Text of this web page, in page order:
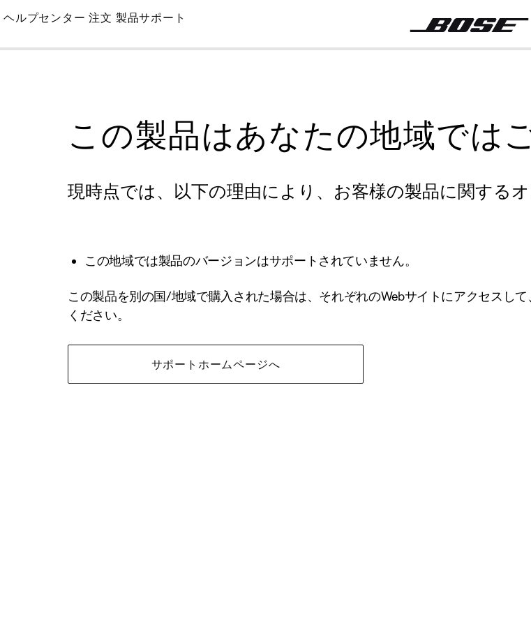
Skip
Main
ヘルプセンター 注文 製品サポート
この製品はあなたの地域では
現時点では、以下の理由により、お客様の製品に関する
この地域では製品のバージョンはサポートされていません。
この製品を別の国/地域で購入された場合は、それぞれのWebサイトにアクセスし
ください。
サポートホームページへ